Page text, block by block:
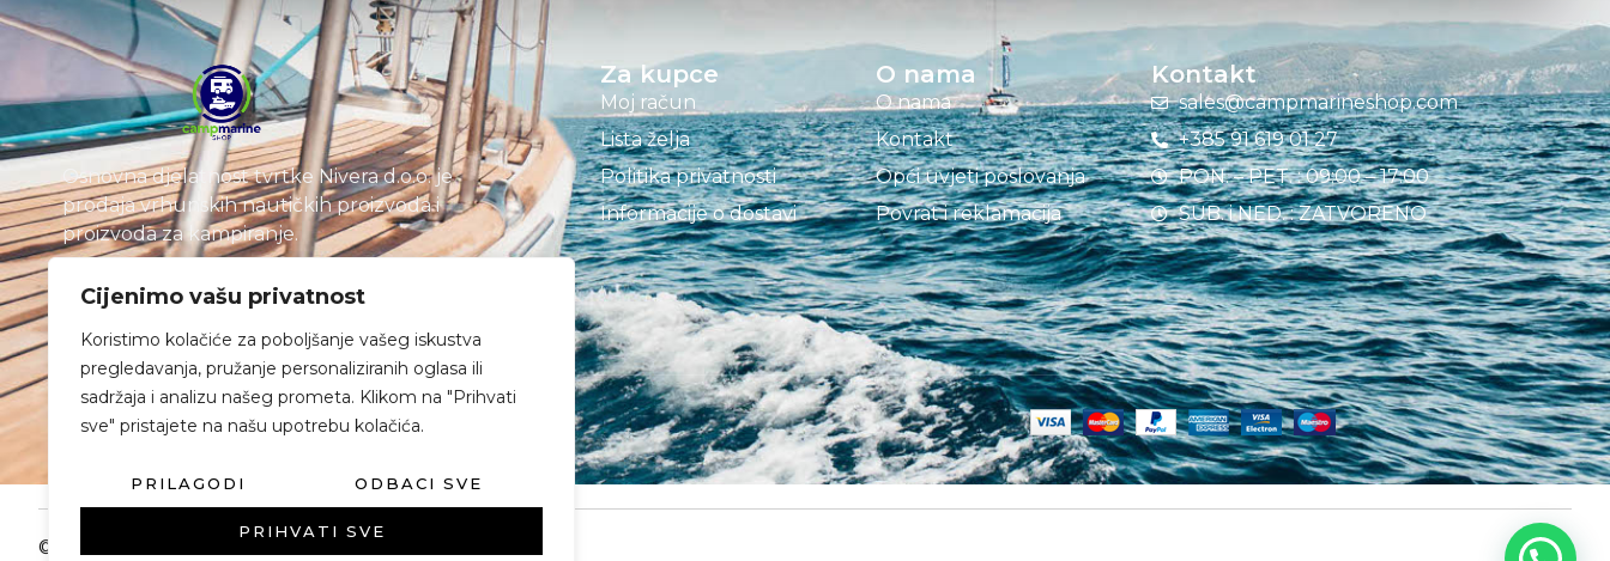
Cijenimo vašu privatnost
Koristimo kolačiće za poboljšanje vašeg iskustva
pregledavanja, pružanje personaliziranih oglasa ili
sadržaja i analizu našeg prometa. Klikom na "Prihvati
sve" pristajete na našu upotrebu kolačića.
PRILAGODI ODBACI SVE
PRIHVATI SVE
Osnovna djelatnost tvrtke Nivera d.o.o. je
prodaja vrhunskih nautičkih proizvoda i
proizvoda za kampiranje.
Za kupce
Moj račun
Lista želja
Politika privatnosti
Informacije o dostavi
O nama
O nama
Kontakt
Opći uvjeti poslovanja
Povrat i reklamacija
Kontakt
sales@campmarineshop.com
+385 91 619 01 27
PON. – PET. : 09:00 – 17:00
SUB. i NED. : ZATVORENO
© Nivera 2025